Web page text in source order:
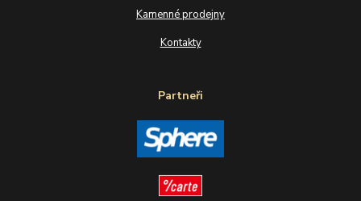
Kamenné prodejny
Kontakty
Partneři